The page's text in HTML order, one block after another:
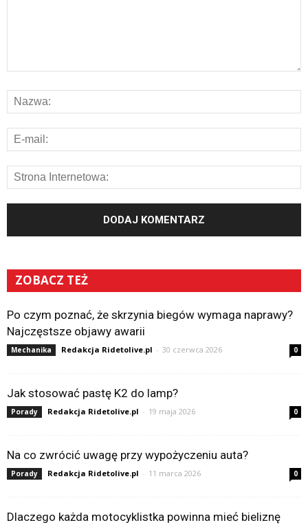
ZOBACZ TEŻ
Po czym poznać, że skrzynia biegów wymaga naprawy?
Najczęstsze objawy awarii
Mechanika Redakcja Ridetolive.pl - 30 czerwca 2026 0
Jak stosować pastę K2 do lamp?
Porady Redakcja Ridetolive.pl - 19 maja 2026 0
Na co zwrócić uwagę przy wypożyczeniu auta?
Porady Redakcja Ridetolive.pl - 11 marca 2026 0
Dlaczego każda motocyklistka powinna mieć bieliznę